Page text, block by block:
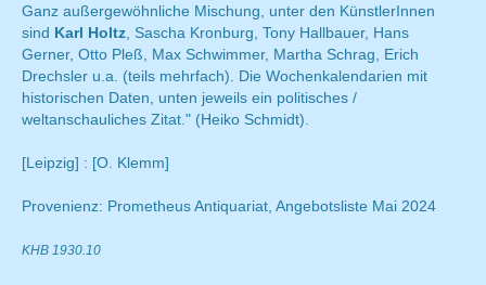
Ganz außergewöhnliche Mischung, unter den KünstlerInnen
sind Karl Holtz , Sascha Kronburg, Tony Hallbauer, Hans
Gerner, Otto Pleß, Max Schwimmer, Martha Schrag, Erich
Drechsler u.a. (teils mehrfach). Die Wochenkalendarien mit
historischen Daten, unten jeweils ein politisches /
weltanschauliches Zitat." (Heiko Schmidt).
[Leipzig] : [O. Klemm]
Provenienz: Prometheus Antiquariat, Angebotsliste Mai 2024
KHB 1930.10